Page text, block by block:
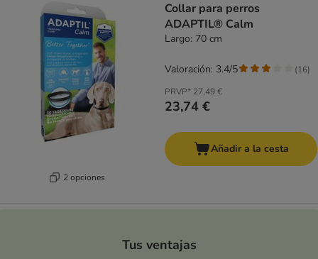
2 opciones
Collar para perros
ADAPTIL® Calm
Largo: 70 cm
PRVP* 27,49 €
23,74 €
Valoración: 3.4/5 (16)
Añadir a la cesta
Tus ventajas